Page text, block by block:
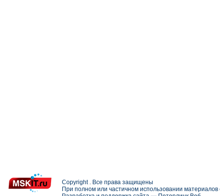
Copyright . Все права защищены
При полном или частичном использовании